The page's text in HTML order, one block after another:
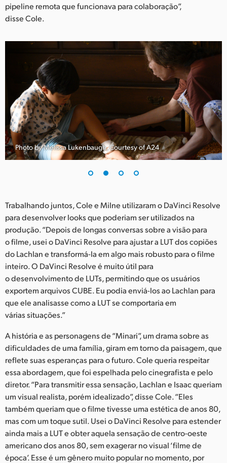
Poland
Singapore
South Africa
Spain
Sweden
Chinese Taipei
Turkey
Ukraine
United Kingdom
United States
pipeline remota que funcionava para colaboração”,
disse Cole.
Photo by Melissa Lukenbaugh, Courtesy of A24
Trabalhando juntos, Cole e Milne utilizaram o DaVinci Resolve
para desenvolver looks que poderiam ser utilizados na
produção. “Depois de longas conversas sobre a visão para
o filme, usei o DaVinci Resolve para ajustar a LUT dos copiões
do Lachlan e transformá-la em algo mais robusto para o filme
inteiro. O DaVinci Resolve é muito útil para
o desenvolvimento de LUTs, permitindo que os usuários
exportem arquivos CUBE. Eu podia enviá-los ao Lachlan para
que ele analisasse como a LUT se comportaria em
várias situações.”
A história e as personagens de “Minari”, um drama sobre as
dificuldades de uma família, giram em torno da paisagem, que
reflete suas esperanças para o futuro. Cole queria respeitar
essa abordagem, que foi espelhada pelo cinegrafista e pelo
diretor. “Para transmitir essa sensação, Lachlan e Isaac queriam
um visual realista, porém idealizado”, disse Cole. “Eles
também queriam que o filme tivesse uma estética de anos 80,
mas com um toque sutil. Usei o DaVinci Resolve para estender
ainda mais a LUT e obter aquela sensação de centro-oeste
americano dos anos 80, sem exagerar no visual ‘filme de
época’. Esse é um gênero muito popular no momento, por